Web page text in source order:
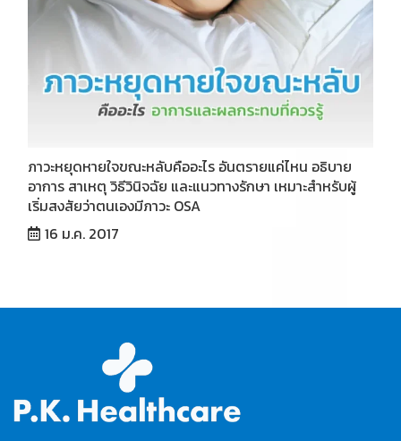
ภาวะหยุดหายใจขณะหลับคืออะไร อันตรายแค่ไหน อธิบาย
อาการ สาเหตุ วิธีวินิจฉัย และแนวทางรักษา เหมาะสำหรับผู้
เริ่มสงสัยว่าตนเองมีภาวะ OSA
16 ม.ค. 2017